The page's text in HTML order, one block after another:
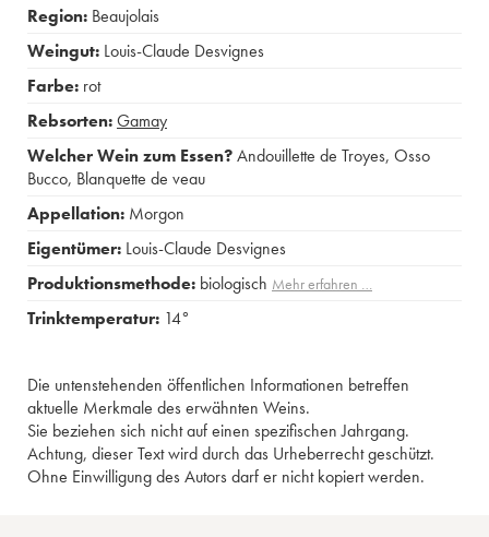
Region: Beaujolais
Weingut: Louis-Claude Desvignes
Farbe: rot
Rebsorten:Gamay
Welcher Wein zum Essen?Andouillette de Troyes, Osso
Bucco, Blanquette de veau
Appellation: Morgon
Eigentümer: Louis-Claude Desvignes
Produktionsmethode: biologisch Mehr erfahren …
Trinktemperatur: 14°
Die untenstehenden öffentlichen Informationen betreffen
aktuelle Merkmale des erwähnten Weins.
Sie beziehen sich nicht auf einen spezifischen Jahrgang.
Achtung, dieser Text wird durch das Urheberrecht geschützt.
Ohne Einwilligung des Autors darf er nicht kopiert werden.